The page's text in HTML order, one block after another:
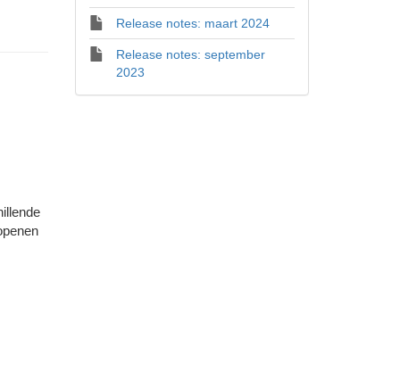
Release notes: maart 2024
Release notes: september
2023